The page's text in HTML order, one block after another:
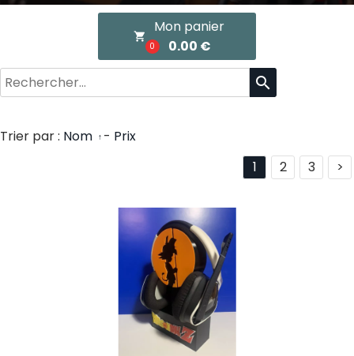
local_grocery_store
0
Mon panier
0.00 €
search
Trier par : Nom - Prix
1
2 3 >